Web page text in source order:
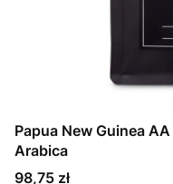
Papua New Guinea AA – kawa ziarnista Papua 100%
Arabica
Cena
98,75 zł